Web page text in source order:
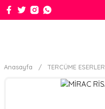
Anasayfa TERCÜME ESERLER